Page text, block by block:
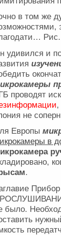
в том же
удивился и
проводят
,
не
Европы
в
.
было.